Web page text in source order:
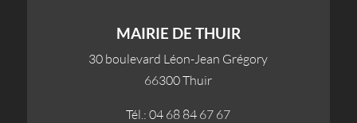
MAIRIE DE THUIR
30 boulevard Léon-Jean Grégory
66300 Thuir
Tél.: 04 68 84 67 67